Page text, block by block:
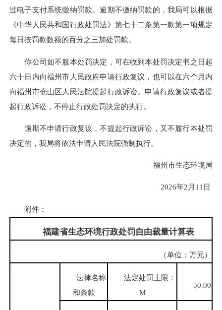
过电子支付系统缴纳罚款。逾期不缴纳罚款的，我局可以根据
《中华人民共和国行政处罚法》第七十二条第一款第一项规定
每日按罚款数额的百分之三加处罚款。
你公司如不服本处罚决定，可在收到本处罚决定书之日起
六十日内向福州市人民政府申请行政复议，也可以在六个月内
向福州市仓山区人民法院提起行政诉讼。申请行政复议或者提
起行政诉讼，不停止行政处罚决定的执行。
逾期不申请行政复议，不提起行政诉讼，又不履行本处罚
决定的，我局将依法申请人民法院强制执行。
福州市生态环境局
2026年2月11日
附件：
福建省生态环境行政处罚自由裁量计算表
（单位：万元）
法律名称
和条款
法定处罚上限：
M
50.00